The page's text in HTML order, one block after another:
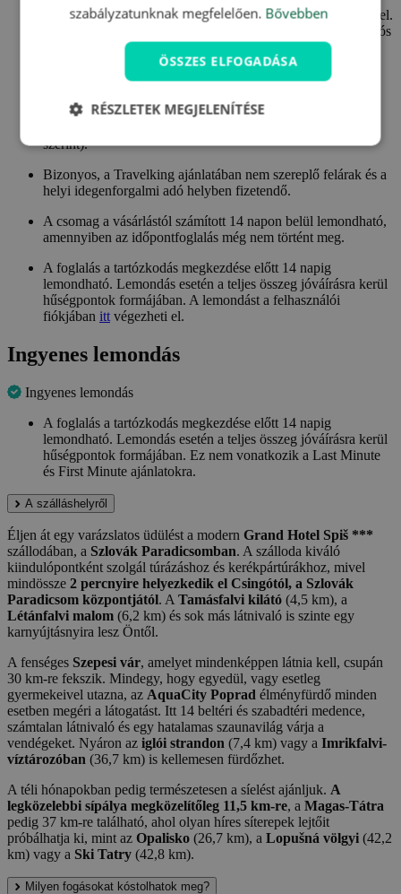
Gyermekeknek 14,9 éves korig 30 €/éj - pótágyon, reggelivel.
Gyermekeknek 14,9 éves korig 48 €/éj - pótágyon, félpanziós
Gyermekeknek 17,9 éves korig az utalvány teljes árának
50%-át szükséges fizetni - pótágyon, ellátással (szülők
18 év feletti személynek az utalvány teljes árának 50%-át
szerint).
Bizonyos, a Travelking ajánlatában nem szereplő felárak és a
helyi idegenforgalmi adó helyben fizetendő.
A csomag a vásárlástól számított 14 napon belül lemondható,
amennyiben az időpontfoglalás még nem történt meg.
A foglalás a tartózkodás megkezdése előtt 14 napig
lemondható. Lemondás esetén a teljes összeg jóváírásra kerül
hűségpontok formájában. A lemondást a felhasználói
fiókjában itt végezheti el.
Ingyenes lemondás
Ingyenes lemondás
A foglalás a tartózkodás megkezdése előtt 14 napig
lemondható. Lemondás esetén a teljes összeg jóváírásra kerül
hűségpontok formájában. Ez nem vonatkozik a Last Minute
és First Minute ajánlatokra.
A szálláshelyről
Éljen át egy varázslatos üdülést a modern Grand Hotel Spiš ***
szállodában, a Szlovák Paradicsomban. A szálloda kiváló
kiindulópontként szolgál túrázáshoz és kerékpártúrákhoz, mivel
mindössze 2 percnyire helyezkedik el Csingótól, a Szlovák
Paradicsom központjától. A Tamásfalvi kilátó (4,5 km), a
Létánfalvi malom (6,2 km) és sok más látnivaló is szinte egy
karnyújtásnyira lesz Öntől.
A fenséges Szepesi vár, amelyet mindenképpen látnia kell, csupán
30 km-re fekszik. Mindegy, hogy egyedül, vagy esetleg
gyermekeivel utazna, az AquaCity Poprad élményfürdő minden
esetben megéri a látogatást. Itt 14 beltéri és szabadtéri medence,
számtalan látnivaló és egy hatalamas szaunavilág várja a
vendégeket. Nyáron az iglói strandon (7,4 km) vagy a Imrikfalvi-
víztározóban (36,7 km) is kellemesen fürdőzhet.
A téli hónapokban pedig természetesen a síelést ajánljuk. A
legközelebbi sípálya megközelítőleg 11,5 km-re, a Magas-Tátra
pedig 37 km-re található, ahol olyan híres síterepek lejtőit
próbálhatja ki, mint az Opalisko (26,7 km), a Lopušná völgyi (42,2
km) vagy a Ski Tatry (42,8 km).
Milyen fogásokat kóstolhatok meg?
szabályzatunknak megfelelően. Bővebben
ÖSSZES ELFOGADÁSA
RÉSZLETEK MEGJELENÍTÉSE